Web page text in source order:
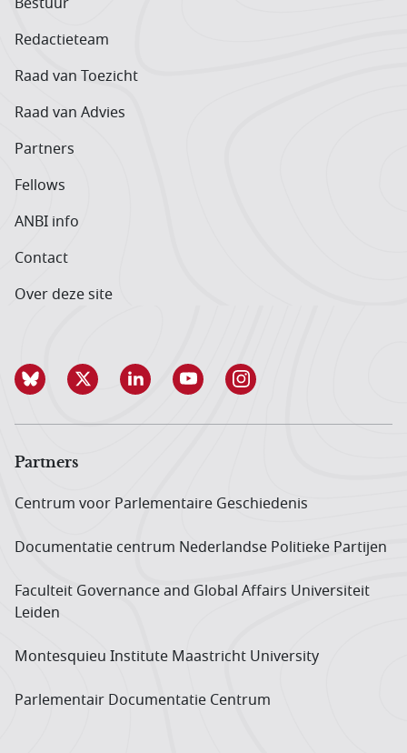
Redactieteam
Raad van Toezicht
Raad van Advies
Partners
Fellows
ANBI info
Contact
Over deze site
Partners
Centrum voor Parlementaire Geschiedenis
Documentatie centrum Neder­landse Politieke Partijen
Faculteit Governance and Global Affairs Universiteit
Leiden
Montesquieu Institute Maastricht University
Parlementair Documentatie Centrum